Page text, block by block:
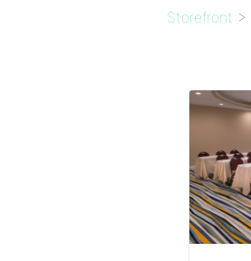
Storefront >